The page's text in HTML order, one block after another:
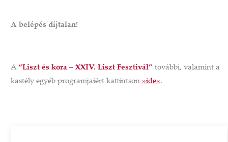
A belépés díjtalan!
A “Liszt és kora – XXIV. Liszt Fesztivál” további, valamint a
kastély egyéb programjaiért kattintson »ide«.